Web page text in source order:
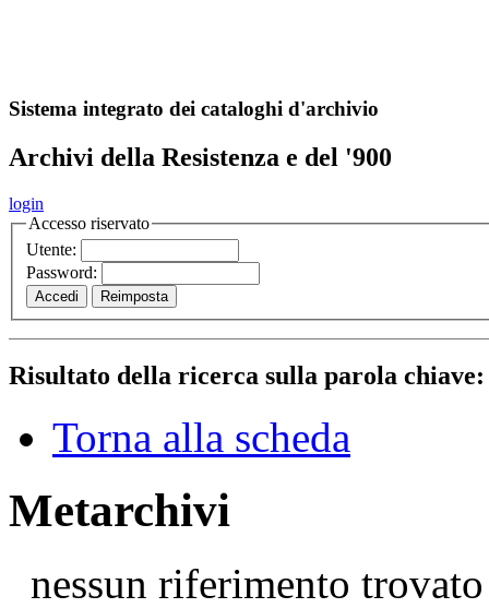
Sistema integrato dei cataloghi d'archivio
Archivi della Resistenza e del '900
login
Accesso riservato
Utente:
Password:
Risultato della ricerca sulla parola
Torna alla scheda
Metarchivi
nessun riferimento trovato